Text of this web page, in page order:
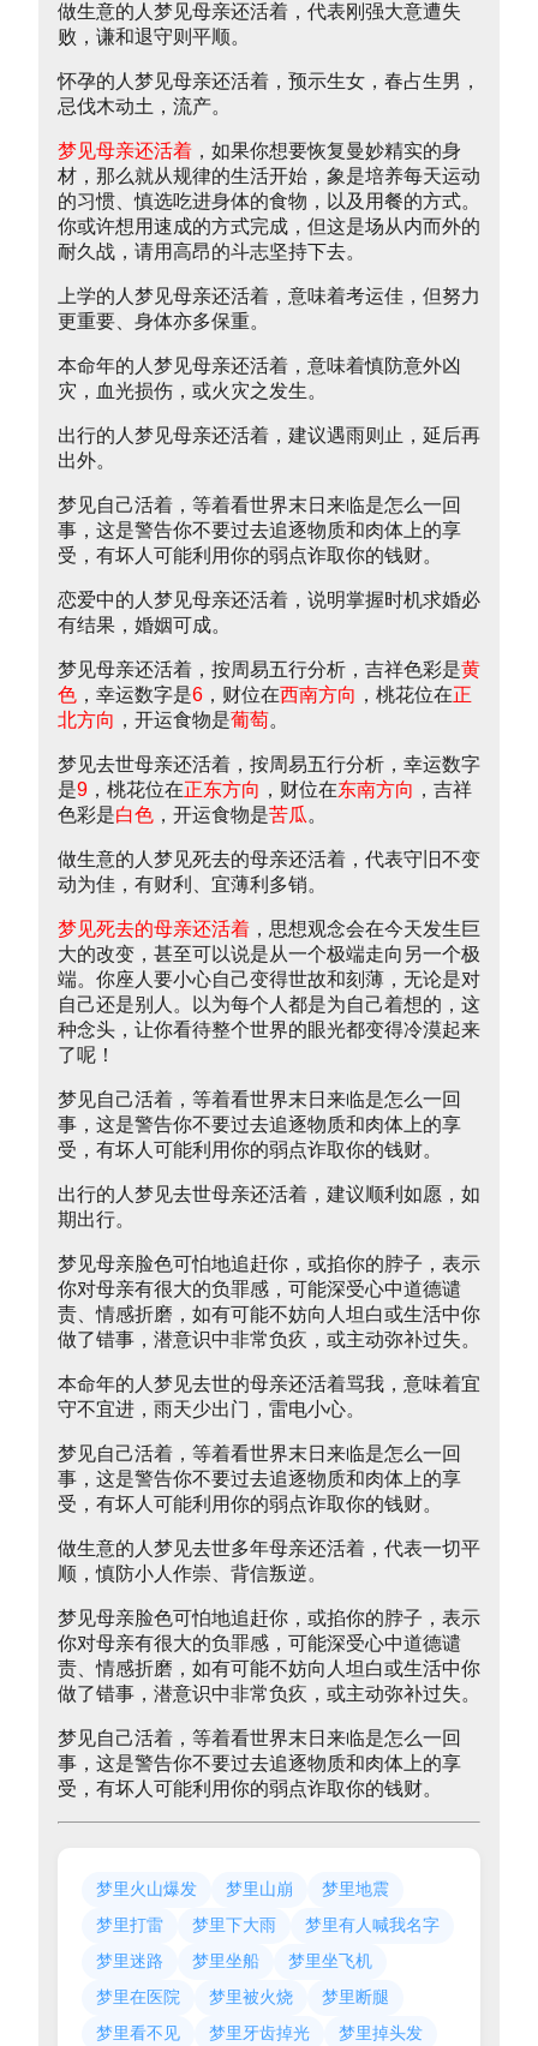
做生意的人梦见母亲还活着，代表刚强大意遭失
败，谦和退守则平顺。
怀孕的人梦见母亲还活着，预示生女，春占生男，
忌伐木动土，流产。
梦见母亲还活着 ，如果你想要恢复曼妙精实的身
材，那么就从规律的生活开始，象是培养每天运动
的习惯、慎选吃进身体的食物，以及用餐的方式。
你或许想用速成的方式完成，但这是场从内而外的
耐久战，请用高昂的斗志坚持下去。
上学的人梦见母亲还活着，意味着考运佳，但努力
更重要、身体亦多保重。
本命年的人梦见母亲还活着，意味着慎防意外凶
灾，血光损伤，或火灾之发生。
出行的人梦见母亲还活着，建议遇雨则止，延后再
出外。
梦见自己活着，等着看世界末日来临是怎么一回
事，这是警告你不要过去追逐物质和肉体上的享
受，有坏人可能利用你的弱点诈取你的钱财。
恋爱中的人梦见母亲还活着，说明掌握时机求婚必
有结果，婚姻可成。
梦见母亲还活着，按周易五行分析，吉祥色彩是黄
色 ，幸运数字是6 ，财位在西南方向 ，桃花位在正
北方向 ，开运食物是葡萄。
梦见去世母亲还活着，按周易五行分析，幸运数字
是9 ，桃花位在正东方向 ，财位在东南方向 ，吉祥
色彩是白色 ，开运食物是苦瓜。
做生意的人梦见死去的母亲还活着，代表守旧不变
动为佳，有财利、宜薄利多销。
梦见死去的母亲还活着 ，思想观念会在今天发生巨
大的改变，甚至可以说是从一个极端走向另一个极
端。你座人要小心自己变得世故和刻薄，无论是对
自己还是别人。以为每个人都是为自己着想的，这
种念头，让你看待整个世界的眼光都变得冷漠起来
了呢！
梦见自己活着，等着看世界末日来临是怎么一回
事，这是警告你不要过去追逐物质和肉体上的享
受，有坏人可能利用你的弱点诈取你的钱财。
出行的人梦见去世母亲还活着，建议顺利如愿，如
期出行。
梦见母亲脸色可怕地追赶你，或掐你的脖子，表示
你对母亲有很大的负罪感，可能深受心中道德谴
责、情感折磨，如有可能不妨向人坦白或生活中你
做了错事，潜意识中非常负疚，或主动弥补过失。
本命年的人梦见去世的母亲还活着骂我，意味着宜
守不宜进，雨天少出门，雷电小心。
梦见自己活着，等着看世界末日来临是怎么一回
事，这是警告你不要过去追逐物质和肉体上的享
受，有坏人可能利用你的弱点诈取你的钱财。
做生意的人梦见去世多年母亲还活着，代表一切平
顺，慎防小人作崇、背信叛逆。
梦见母亲脸色可怕地追赶你，或掐你的脖子，表示
你对母亲有很大的负罪感，可能深受心中道德谴
责、情感折磨，如有可能不妨向人坦白或生活中你
做了错事，潜意识中非常负疚，或主动弥补过失。
梦见自己活着，等着看世界末日来临是怎么一回
事，这是警告你不要过去追逐物质和肉体上的享
受，有坏人可能利用你的弱点诈取你的钱财。
梦里火山爆发 梦里山崩
梦里地震
梦里打雷
梦里下大雨
梦里有人喊我名字
梦里迷路
梦里坐船
梦里坐飞机
梦里在医院
梦里被火烧
梦里断腿
梦里看不见
梦里牙齿掉光 梦里掉头发